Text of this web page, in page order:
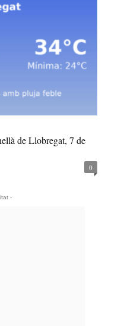
de Llobregat, 7 de
0
-